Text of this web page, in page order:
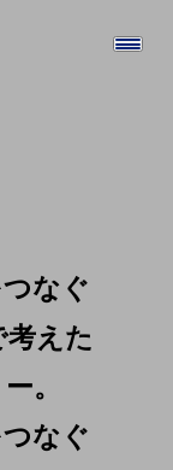
なぐ
考えた
。
なぐ